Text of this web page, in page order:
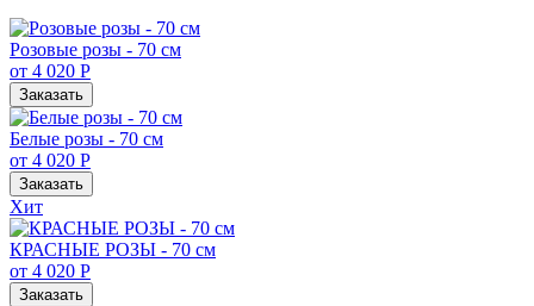
Розовые розы - 70 см
от 4 020 Р
Заказать
Белые розы - 70 см
от 4 020 Р
Заказать
Хит
КРАСНЫЕ РОЗЫ - 70 см
от 4 020 Р
Заказать